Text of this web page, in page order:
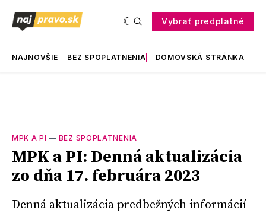
Vybrať predplatné
NAJNOVŠIE BEZ SPOPLATNENIA DOMOVSKÁ STRÁNKA
MPK A PI — BEZ SPOPLATNENIA
MPK a PI: Denná aktualizácia
zo dňa 17. februára 2023
Denná aktualizácia predbežných informácií